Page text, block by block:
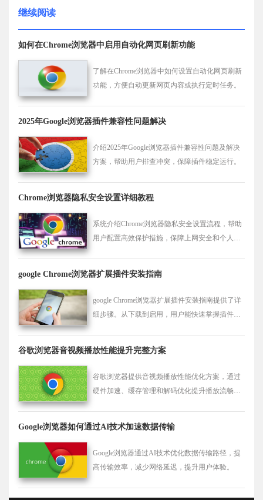
继续阅读
如何在Chrome浏览器中启用自动化网页刷新功能
了解在Chrome浏览器中如何设置自动化网页刷新
功能，方便自动更新网页内容或执行定时任务。
2025年Google浏览器插件兼容性问题解决
介绍2025年Google浏览器插件兼容性问题及解决
方案，帮助用户排查冲突，保障插件稳定运行。
Chrome浏览器隐私安全设置详细教程
系统介绍Chrome浏览器隐私安全设置流程，帮助
用户配置高效保护措施，保障上网安全和个人信
google Chrome浏览器扩展插件安装指南
google Chrome浏览器扩展插件安装指南提供了详
细步骤。从下载到启用，用户能快速掌握插件安
谷歌浏览器音视频播放性能提升完整方案
谷歌浏览器提供音视频播放性能优化方案，通过
硬件加速、缓存管理和解码优化提升播放流畅
Google浏览器如何通过AI技术加速数据传输
Google浏览器通过AI技术优化数据传输路径，提
高传输效率，减少网络延迟，提升用户体验。